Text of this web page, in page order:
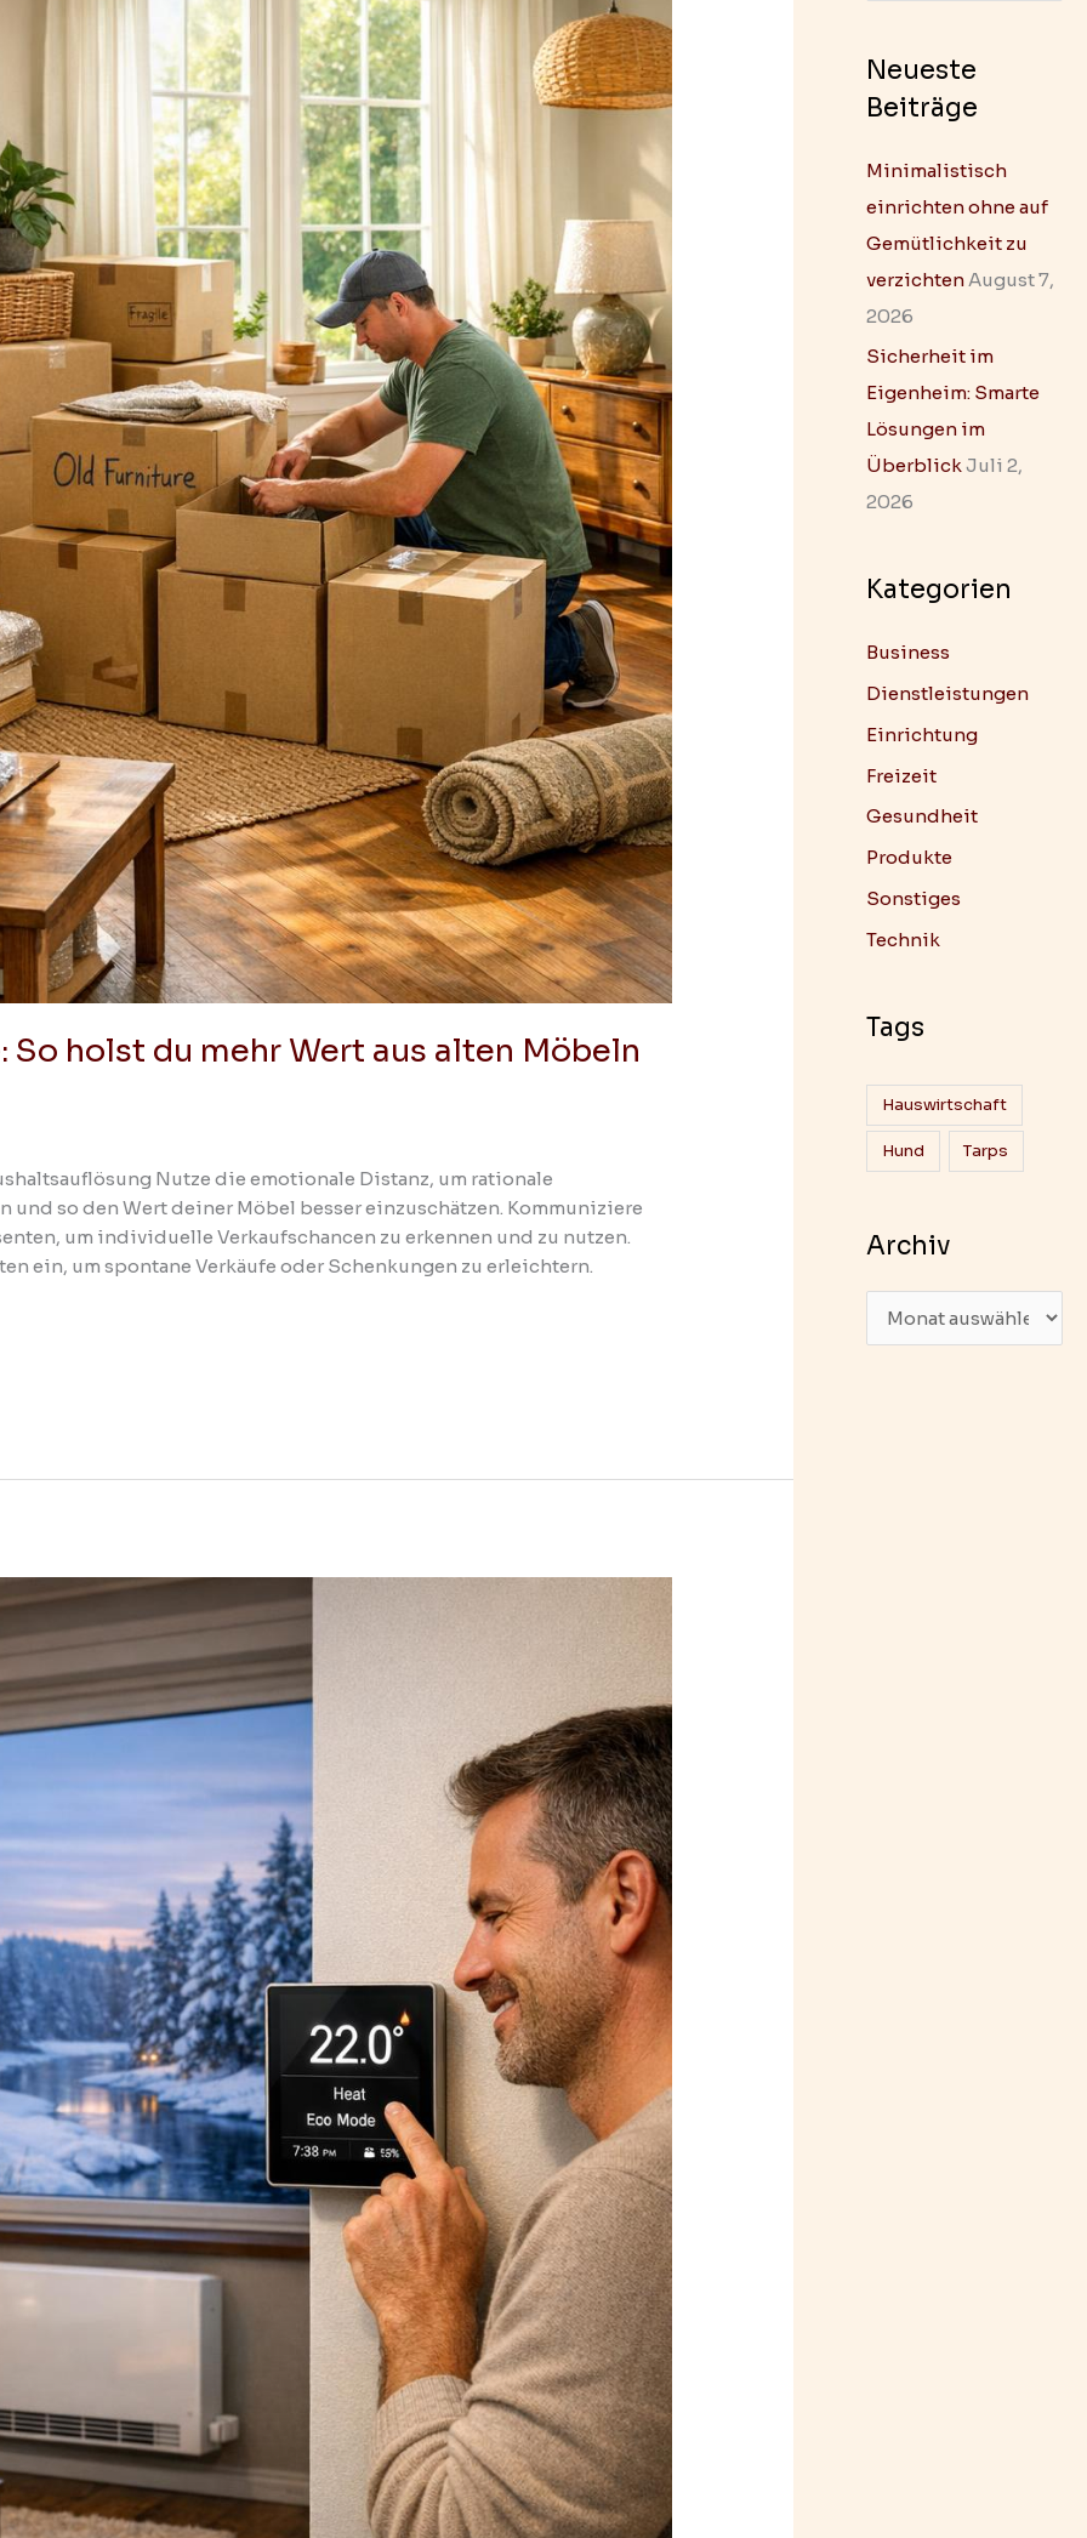
holst du mehr Wert aus alten Möbeln
Nutze die emotionale Distanz, um rationale
so den Wert deiner Möbel besser einzuschätzen. Kommuniziere
um individuelle Verkaufschancen zu erkennen und zu nutzen.
ein, um spontane Verkäufe oder Schenkungen zu erleichtern.
h
e
Neueste
Beiträge
Minimalistisch
einrichten ohne auf
Gemütlichkeit zu
verzichten August 7,
2026
Sicherheit im
Eigenheim: Smarte
Lösungen im
ÜberblickJuli 2,
2026
Kategorien
Business
Dienstleistungen
Einrichtung
Freizeit
Gesundheit
Produkte
Sonstiges
Technik
Tags
Hauswirtschaft
Hund Tarps
Archiv